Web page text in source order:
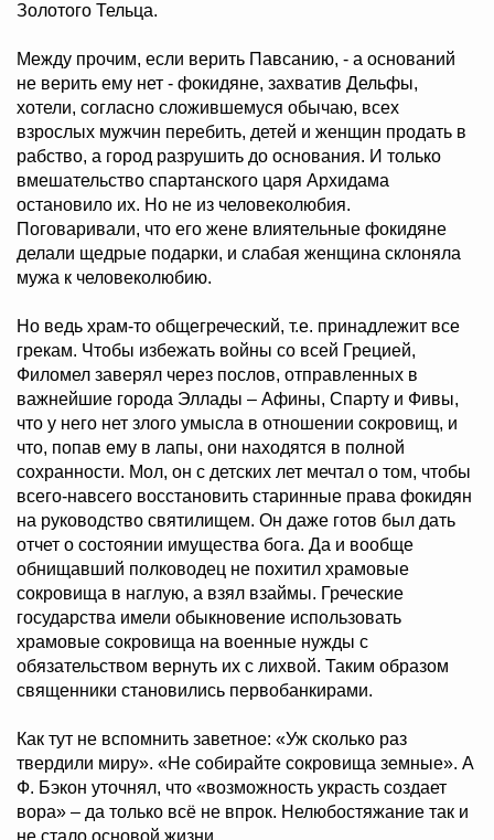
Золотого Тельца.
Между прочим, если верить Павсанию, - а оснований
не верить ему нет - фокидяне, захватив Дельфы,
хотели, согласно сложившемуся обычаю, всех
взрослых мужчин перебить, детей и женщин продать в
рабство, а город разрушить до основания. И только
вмешательство спартанского царя Архидама
остановило их. Но не из человеколюбия.
Поговаривали, что его жене влиятельные фокидяне
делали щедрые подарки, и слабая женщина склоняла
мужа к человеколюбию.
Но ведь храм-то общегреческий, т.е. принадлежит все
грекам. Чтобы избежать войны со всей Грецией,
Филомел заверял через послов, отправленных в
важнейшие города Эллады – Афины, Спарту и Фивы,
что у него нет злого умысла в отношении сокровищ, и
что, попав ему в лапы, они находятся в полной
сохранности. Мол, он с детских лет мечтал о том, чтобы
всего-навсего восстановить старинные права фокидян
на руководство святилищем. Он даже готов был дать
отчет о состоянии имущества бога. Да и вообще
обнищавший полководец не похитил храмовые
сокровища в наглую, а взял взаймы. Греческие
государства имели обыкновение использовать
храмовые сокровища на военные нужды с
обязательством вернуть их с лихвой. Таким образом
священники становились первобанкирами.
Как тут не вспомнить заветное: «Уж сколько раз
твердили миру». «Не собирайте сокровища земные». А
Ф. Бэкон уточнял, что «возможность украсть создает
вора» – да только всё не впрок. Нелюбостяжание так и